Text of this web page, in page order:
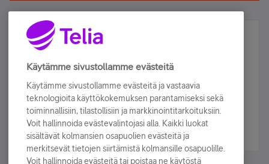
Älä jää paitsi – osallistu ja voita!
Tilaa Telian uutiskirje ja olet mukana arvonnassa.
sähköpostiisi.
Tilaa nyt
Käytämme sivustollamme evästeitä
Käytämme sivustollamme evästeitä ja vastaavia
teknologioita käyttökokemuksen parantamiseksi sekä
toiminnallisiin, tilastollisiin ja markkinointitarkoituksiin.
Voit hallinnoida evästevalintojasi alla. Kaikki luokat
sisältävät kolmansien osapuolien evästeitä ja
merkitsevät tietojen siirtämistä kolmansille osapuolille.
Voit hallinnoida evästeitä tai poistaa ne käytöstä